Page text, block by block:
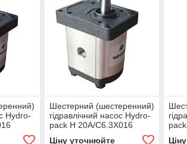
Hydro-
Шестерний (шестеренний)
гідравлічний насос Hydro-
pack H 20A/C6.3X016
Ціну уточнюйте